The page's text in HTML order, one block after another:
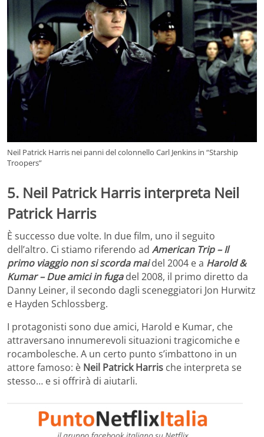
Neil Patrick Harris nei panni del colonnello Carl Jenkins in “Starship
Troopers”
5. Neil Patrick Harris interpreta Neil
Patrick Harris
È successo due volte. In due film, uno il seguito
dell’altro. Ci stiamo riferendo ad American Trip – Il
primo viaggio non si scorda mai del 2004 e a Harold &
Kumar – Due amici in fuga del 2008, il primo diretto da
Danny Leiner, il secondo dagli sceneggiatori Jon Hurwitz
e Hayden Schlossberg.
I protagonisti sono due amici, Harold e Kumar, che
attraversano innumerevoli situazioni tragicomiche e
rocambolesche. A un certo punto s’imbattono in un
attore famoso: è Neil Patrick Harris che interpreta se
stesso… e si offrirà di aiutarli.